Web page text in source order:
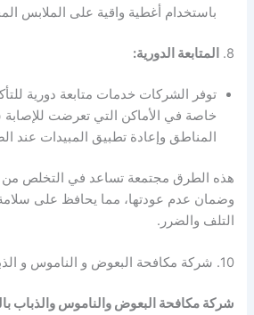
باستخدام أغطية واقية على الملابس
8. المتابعة الدورية:
توفر الشركات خدمات متابعة دورية
خاصة في الأماكن التي تعرضت
المناطق وإعادة تطبيق المبيدات عند
هذه الطرق مجتمعة تساعد في التخلص من
وضمان عدم عودتها، مما يحافظ على
التلف والضرر.
10. شركة مكافحة البعوض و الناموس و الذباب بالسويس
شركة مكافحة البعوض والناموس والذباب